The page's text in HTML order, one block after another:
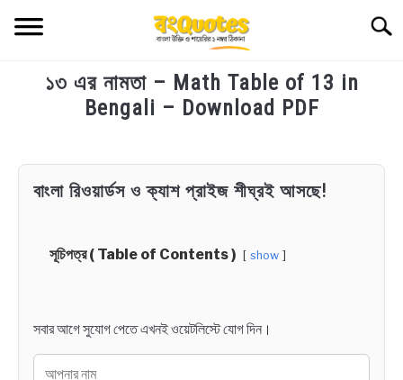
TECHNOLOGY
BIOGRAPHY
QUOTES & CAPTIONS
১৩ এর নামতা – Math Table of 13 in
Bengali – Download PDF
বাংলা রিওয়ার্ডস ও ক্যাশ প্রাইজ শীঘ্রই আসছে!
সূচিপত্র ( Table of Contents ) show
সবার আগে সুযোগ পেতে এখনই ওয়েটলিস্টে যোগ দিন।